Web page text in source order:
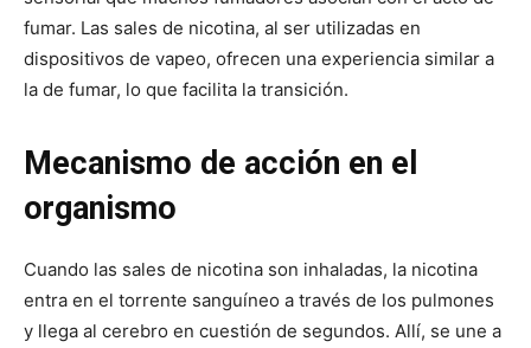
fumar. Las sales de nicotina, al ser utilizadas en
dispositivos de vapeo, ofrecen una experiencia similar a
la de fumar, lo que facilita la transición.
Mecanismo de acción en el
organismo
Cuando las sales de nicotina son inhaladas, la nicotina
entra en el torrente sanguíneo a través de los pulmones
y llega al cerebro en cuestión de segundos. Allí, se une a